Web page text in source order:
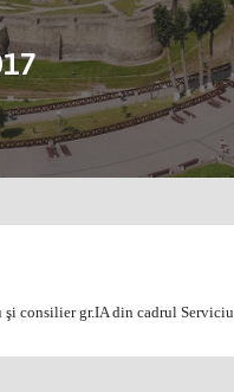
consilier gr.IA din cadrul